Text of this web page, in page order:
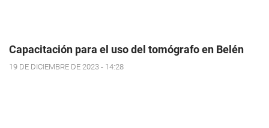
Capacitación para el uso del tomógrafo en Belén
19 DE DICIEMBRE DE 2023 - 14:28